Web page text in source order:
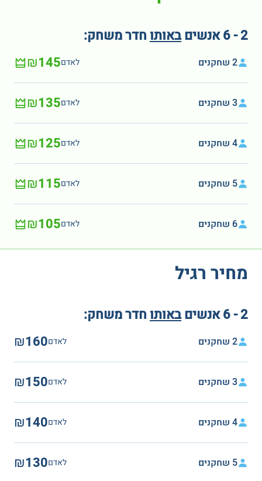
2 - 6 אנשים באותו חדר משחק:
2 שחקנים לאדם₪145
3 שחקנים לאדם₪135
4 שחקנים לאדם₪125
5 שחקנים לאדם₪115
6 שחקנים לאדם₪105
מחיר רגיל
2 - 6 אנשים באותו חדר משחק:
2 שחקנים לאדם₪160
3 שחקנים לאדם₪150
4 שחקנים לאדם₪140
5 שחקנים לאדם₪130